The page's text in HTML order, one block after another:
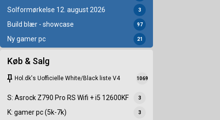
Solformørkelse 12. august 2026 3
Build blær - showcase 97
Ny gamer pc 21
Køb & Salg
keep Hol.dk's Uofficielle White/Black liste V4 1069
S: Asrock Z790 Pro RS Wifi + i5 12600KF 3
K: gamer pc (5k-7k) 3